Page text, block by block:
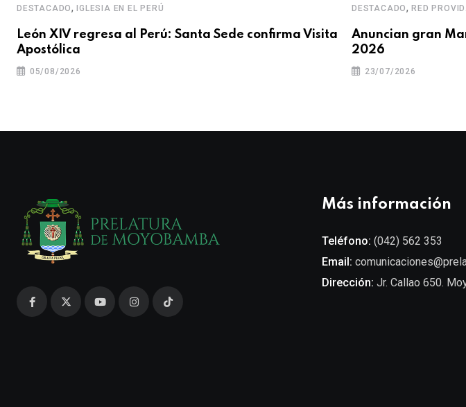
DESTACADO, IGLESIA EN EL PERÚ
León XIV regresa al Perú: Santa Sede confirma Visita
Apostólica
05/08/2026
DESTACADO,RED
Anuncian gran
2026
23/07/2026
Más información
Teléfono: (042) 562 353
Email:
Dirección: Jr. Callao 650.